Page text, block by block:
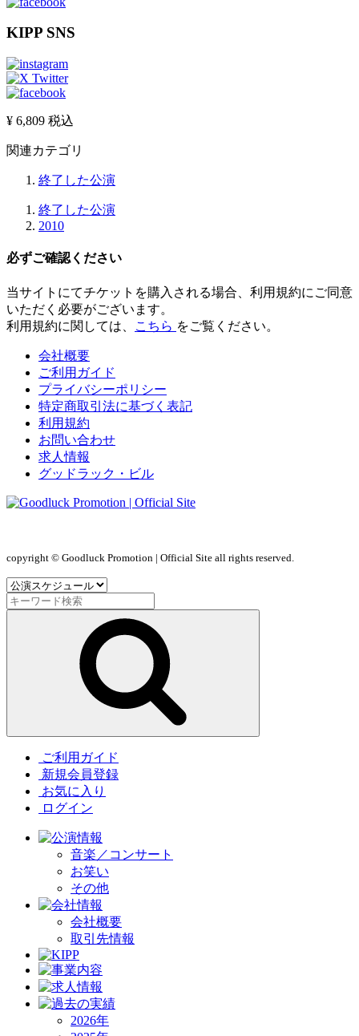
KIPP SNS
¥ 6,809 税込
関連カテゴリ
終了した公演
終了した公演
2010
必ずご確認ください
当サイトにてチケットを購入される場合、 利用規約にご同意
いただく必要がございます。
利用規約に関しては、
こちら をご覧ください。
会社概要
ご利用ガイド
プライバシーポリシー
特定商取引法に基づく表記
利用規約
お問い合わせ
求人情報
グッドラック・ビル
copyright © Goodluck Promotion | Official Site all rights reserved.
ご利用ガイド
新規会員登録
お気に入り
ログイン
音楽／コンサート
お笑い
その他
会社概要
取引先情報
2026年